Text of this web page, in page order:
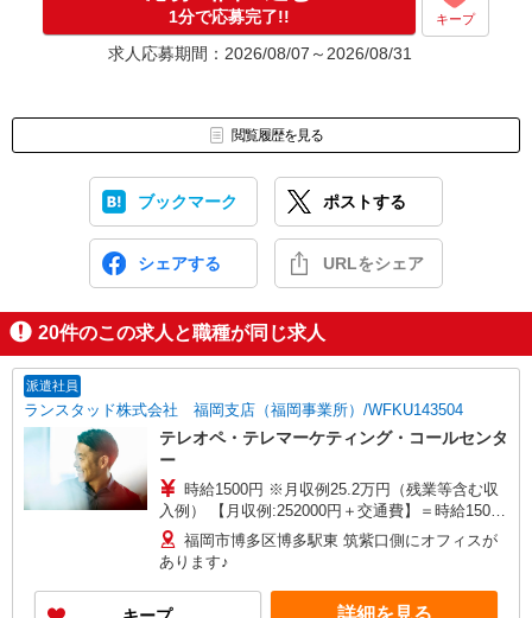
1分で応募完了!! キープ
求人応募期間：2026/08/07～2026/08/31
閲覧履歴を見る
ブックマーク ポストする
シェアする URLをシェア
20件のこの求人と職種が同じ求人
派遣社員
ランスタッド株式会社 福岡支店（福岡事業所）/WFKU143504
テレオペ・テレマーケティング・コールセンタ
ー
時給1500円 ※月収例25.2万円（残業等含む収
入例） 【月収例:252000円＋交通費】＝時給1500
円×8時間×21日勤務の場合 ※交通費実費支給／当
社規定あり。 研修時給1500円 ※9日間（9/1、9/2
はお休み）
福岡市博多区博多駅東 筑紫口側にオフィスが
あります♪
詳細を見る